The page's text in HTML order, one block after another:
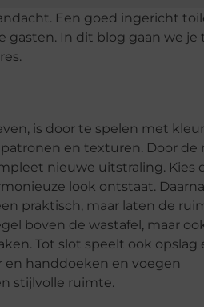
Een goed ingericht
gasten. In dit blog gaan we je
is door te spelen met
en texturen. Door de
nieuwe uitstraling. Kies
look ontstaat.
praktisch, maar laten de
boven de wastafel, maar
Tot slot speelt ook opslag
handdoeken en voegen
stijlvolle ruimte.